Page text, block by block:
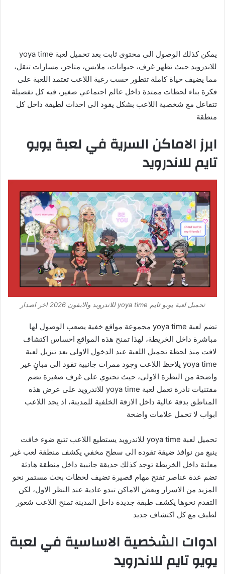
يمكن كذلك الوصول الى محتوى ثابت بعد تحميل لعبة yoya time
للاندرويد حيث تظهر غرف، حيوانات، ملابس، متاجر، مسارات تنقل،
مما يضيف حياة كاملة تتطور حسب رغبة اللاعب تعتمد اللعبة على
فكرة بناء لحظات ممتدة داخل عالم اجتماعي صغير، فيه كل تفصيلة
تتفاعل مع شخصية اللاعب بشكل يقود الى احداث لطيفة داخل كل
منطقة
ابرز الاماكن السرية في لعبة يويو
تايم للاندرويد
تحميل لعبة يويو تايم yoya time للاندرويد والايفون 2026 اخر اصدار
تضم لعبة yoya time مجموعة مواقع خفية يصعب الوصول لها
مباشرة داخل الخريطة، لهذا تمنح هذه المواقع احساس اكتشاف
لافت منذ لحظة تحميل اللعبة عند الدخول الاولي بعد تنزيل لعبة
yoya time يلاحظ اللاعب وجود ممرات جانبية تقود الى مبانٍ غير
واضحة من النظرة الاولى، حيث تحتوي على غرف صغيرة تضم
مقتنيات نادرة تعمل لعبة yoya time للاندرويد على عرض هذه
المناطق بدقة عالية داخل الازقة الخلفية للمدينة، اذ يجد اللاعب
ابواب لا تحمل علامات واضحة
تحميل لعبة yoya time للاندرويد يستطيع اللاعب تتبع ضوء خافت
ينبع من نوافذ ضيقة تقوده الى سطح مخفي يكشف منطقة لعب غير
معلنة داخل الخريطة توجد كذلك حديقة جانبية داخل منطقة هادئة
تضم عدة عناصر تفتح مهام قصيرة تضيف لحظات بحث مستمر نحو
المزيد من الاسرار وبعض الاماكن تبدو عادية عند النظر الاول، لكن
التقدم نحوها يكشف طبقة جديدة داخل المدينة تمنح اللاعب شعور
لطيف مع كل اكتشاف جديد
ادوات الشخصية الاساسية في لعبة
يويو تايم للاندرويد